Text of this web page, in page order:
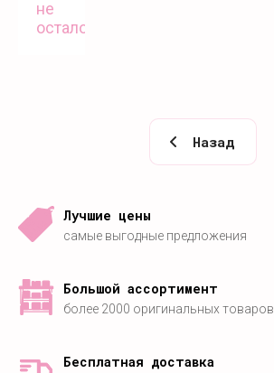
не
осталось
Назад
Лучшие цены
самые выгодные предложения
Большой ассортимент
более 2000 оригинальных товаров
Бесплатная доставка